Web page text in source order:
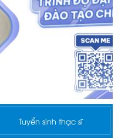
Tuyển sinh thạc sĩ